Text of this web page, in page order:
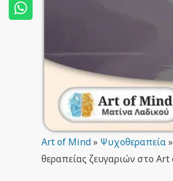
Art of Mind» Ψυχοθεραπεία»
θεραπείας ζευγαριών στο